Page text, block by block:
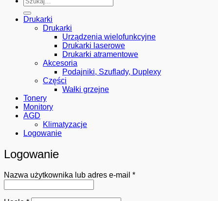
Drukarki
Drukarki
Urządzenia wielofunkcyjne
Drukarki laserowe
Drukarki atramentowe
Akcesoria
Podajniki, Szuflady, Duplexy
Części
Wałki grzejne
Tonery
Monitory
AGD
Klimatyzacje
Logowanie
Logowanie
Nazwa użytkownika lub adres e-mail *Wymagane